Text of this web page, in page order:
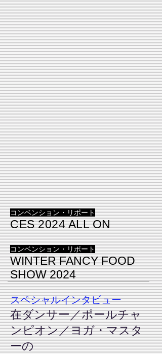
コンベンション・ リポート
CES 2024 ALL ON
コンベンション・リポート
WINTER FANCY FOOD
SHOW 2024
スペシャルインタビュー
在ダンサー／ポールチャ
ンピオン／ヨガ・マスタ
ーの